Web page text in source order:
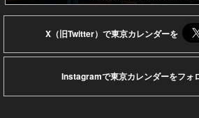
X（旧Twitter）で東京カレンダーを
Instagramで東京カレンダーをフォ